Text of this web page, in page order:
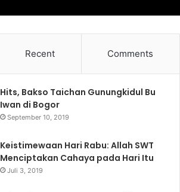
Recent Comments
Hits, Bakso Taichan Gunungkidul Bu
Iwan di Bogor
September 10, 2019
Keistimewaan Hari Rabu: Allah SWT
Menciptakan Cahaya pada Hari Itu
Juli 3, 2019